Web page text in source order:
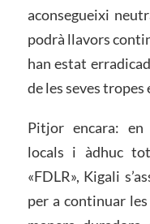
aconsegueixi
podrà llavors
han estat
de les seves tropes
Pitjor encara:
locals i àdhuc
«FDLR», Kigali
per a continuar